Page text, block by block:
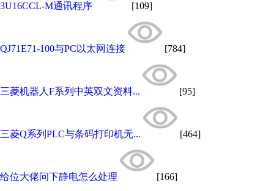
3U16CCL-M通讯程序 [109]
QJ71E71-100与PC以太网连接 [784]
三菱机器人F系列中英双文资料... [95]
三菱Q系列PLC与条码打印机无... [464]
给位大佬问下静电怎么处理 [166]